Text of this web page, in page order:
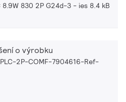
8.9W 830 2P G24d-3 ies 8.4 kB
o výrobku
2P-COMF-7904616-Ref-